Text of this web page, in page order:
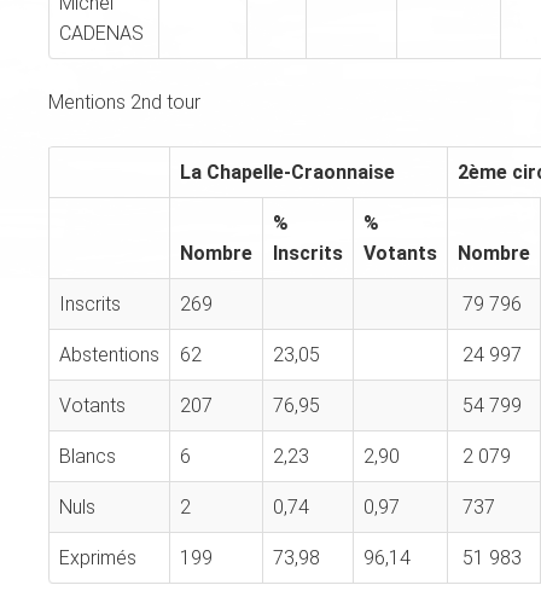
CADENAS
Mentions 2nd tour
La Chapelle-Craonnaise 2ème
Nombre
%
Inscrits
%
Votants
Nombre
Inscrits 269 79 796
Abstentions 62 23,05 24 997
Votants 207 76,95 54 799
Blancs 6 2,23 2,90 2 079
Nuls 2 0,74 0,97 737
Exprimés 199 73,98 96,14 51 983